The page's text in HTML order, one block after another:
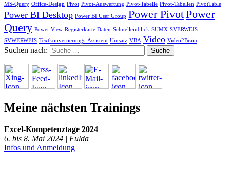
MS-Query Office-Design Pivot Pivot-Auswertung Pivot-Tabelle Pivot-Tabellen PivotTable
Power BI Desktop Power BI User Group Power PivotPower
Query Power View Registerkarte Daten Schnelleinblick SUMX SVERWEIS
SVWERWEIS Textkonvertierungs-Assistent Umsatz VBA Video Video2Brain
Suchen nach:
Meine nächsten Trainings
Excel-Kompetenztage 2024
6. bis 8. Mai 2024 | Fulda
Infos und Anmeldung